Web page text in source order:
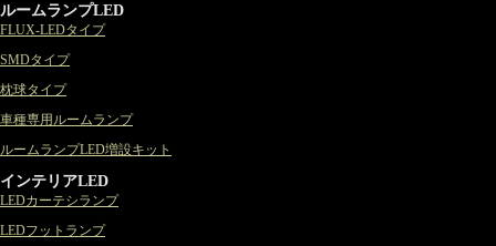
ルームランプLED
FLUX-LEDタイプ
SMDタイプ
枕球タイプ
車種専用ルームランプ
ルームランプLED増設キット
インテリアLED
LEDカーテシランプ
LEDフットランプ